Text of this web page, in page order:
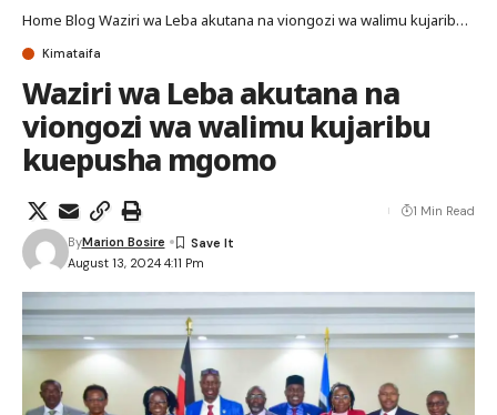
Home Blog Waziri wa Leba akutana na viongozi wa walimu kujaribu kuepusha mgomo
Kimataifa
Waziri wa Leba akutana na
viongozi wa walimu kujaribu
kuepusha mgomo
August 13, 2024 4:11 Pm
ByMarion Bosire
1 Min Read